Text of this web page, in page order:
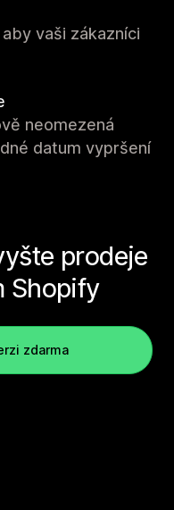
vaši zákazníci
neomezená
datum vypršení
prodeje
Shopify
zdarma